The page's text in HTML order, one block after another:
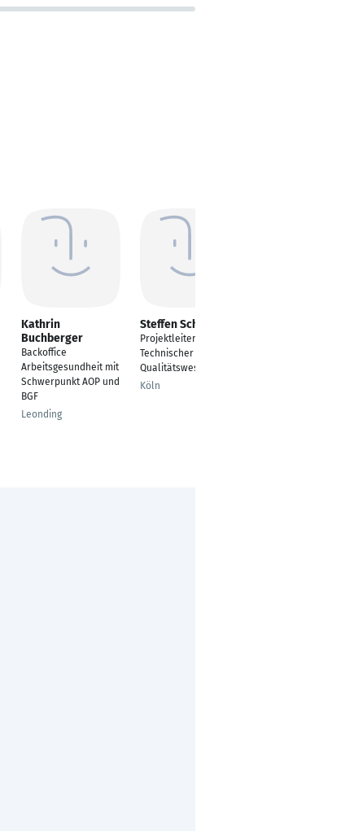
Kathrin
Buchberger
Backoffice
Arbeitsgesundheit mit
Schwerpunkt AOP und
BGF
Leonding
Steffen Schwager
Projektleiter,
Technischer Einkauf,
Qualitätswesen
Köln